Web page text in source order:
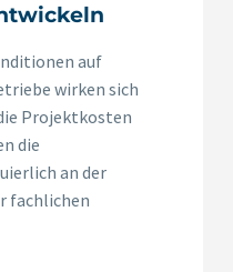
auf
wirken sich
Projektkosten
die
an der
fachlichen